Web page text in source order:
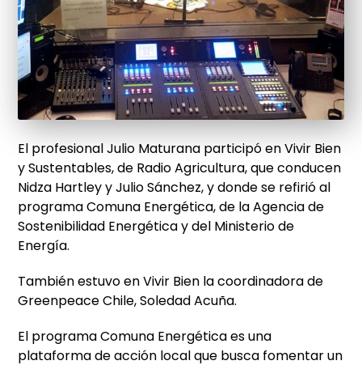
El profesional Julio Maturana participó en Vivir Bien
y Sustentables, de Radio Agricultura, que conducen
Nidza Hartley y Julio Sánchez, y donde se refirió al
programa Comuna Energética, de la Agencia de
Sostenibilidad Energética y del Ministerio de
Energía.
También estuvo en Vivir Bien la coordinadora de
Greenpeace Chile, Soledad Acuña.
El programa Comuna Energética es una
plataforma de acción local que busca fomentar un